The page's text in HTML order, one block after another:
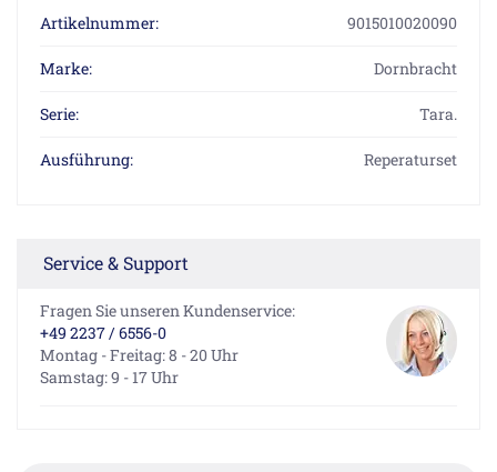
Artikelnummer: 9015010020090
Marke: Dornbracht
Serie: Tara.
Ausführung: Reperaturset
Service & Support
Fragen Sie unseren Kundenservice:
+49 2237 / 6556-0
Montag - Freitag: 8 - 20 Uhr
Samstag: 9 - 17 Uhr